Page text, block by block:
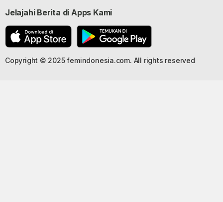
Jelajahi Berita di Apps Kami
Copyright © 2025 femindonesia.com. All rights reserved